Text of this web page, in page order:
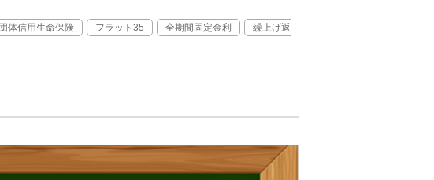
団体信用生命保険 フラット35 全期間固定金利 繰上げ返